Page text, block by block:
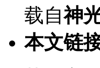
载自神
本文链